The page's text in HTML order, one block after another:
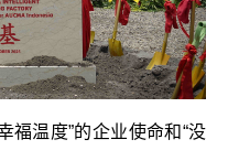
福温度”的企业使命和“没